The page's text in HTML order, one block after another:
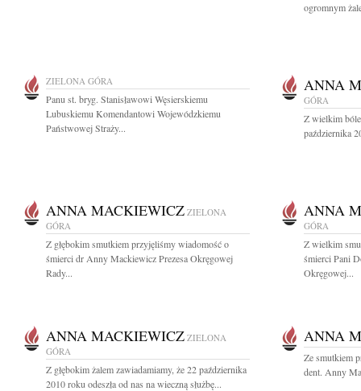
ogromnym
ZIELONA GÓRA
Panu st. bryg. Stanisławowi Węsierskiemu
Lubuskiemu Komendantowi Wojewódzkiemu
Państwowej Straży...
ANNA
GÓRA
Z wielkim
października
ANNA MACKIEWICZ ZIELONA
GÓRA
Z głębokim smutkiem przyjęliśmy wiadomość o
śmierci dr Anny Mackiewicz Prezesa Okręgowej
Rady...
ANNA
GÓRA
Z wielkim
śmierci Pani
Okręgowej...
ANNA MACKIEWICZ ZIELONA
GÓRA
Z głębokim żalem zawiadamiamy, że 22 października
2010 roku odeszła od nas na wieczną służbę...
ANNA
Ze smutkiem
dent. Anny